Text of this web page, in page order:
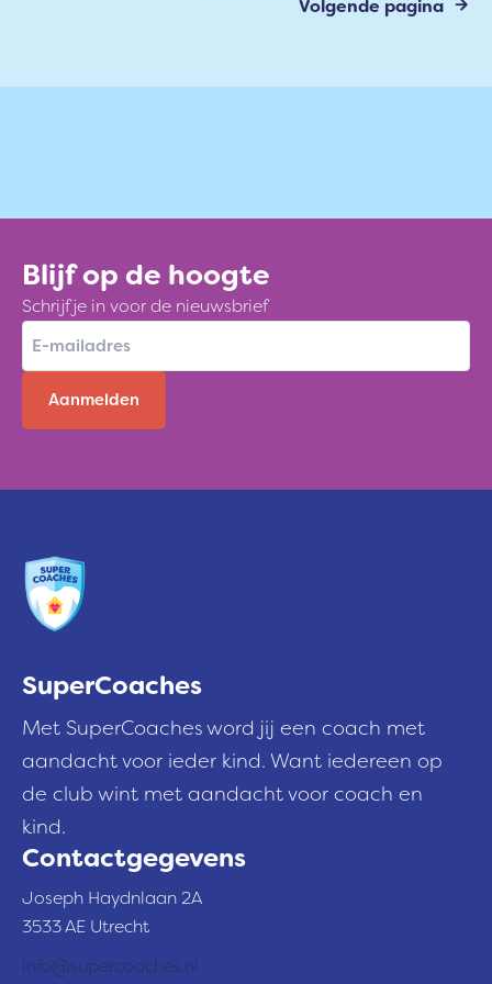
Volgende pagina
Blijf op de hoogte
Schrijf je in voor de nieuwsbrief
E
m
SuperCoaches
Met SuperCoaches word jij een coach met
aandacht voor ieder kind. Want iedereen op
de club wint met aandacht voor coach en
kind.
Contactgegevens
Joseph Haydnlaan 2A
3533 AE Utrecht
info@supercoaches.nl